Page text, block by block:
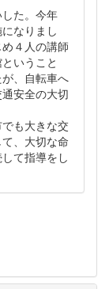
た。今年
なりまし
４人の講師
いうこと
、自転車へ
安全の大切
も大きな交
、大切な命
て指導をし